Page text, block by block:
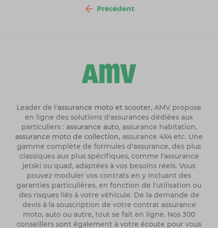
Précédent
Leader de l'assurance moto et scooter, AMV propose
en ligne des solutions d'assurances dédiées aux
particuliers : assurance auto, assurance habitation,
assurance moto de collection, assurance 4X4 etc. Une
gamme complète de formules d'assurance, des plus
classiques aux plus spécifiques, comme l'assurance
jetski ou quad, adaptées à vos besoins réels. Vous
pouvez moduler vos contrats en y incluant des
garanties particulières, en fonction de l'utilisation ou
des risques liés à votre véhicule. De la demande de
devis à la souscription de votre contrat assurance
moto, auto ou autre, tout se fait en ligne. Nos 300
conseillers sont également à votre écoute pour vous